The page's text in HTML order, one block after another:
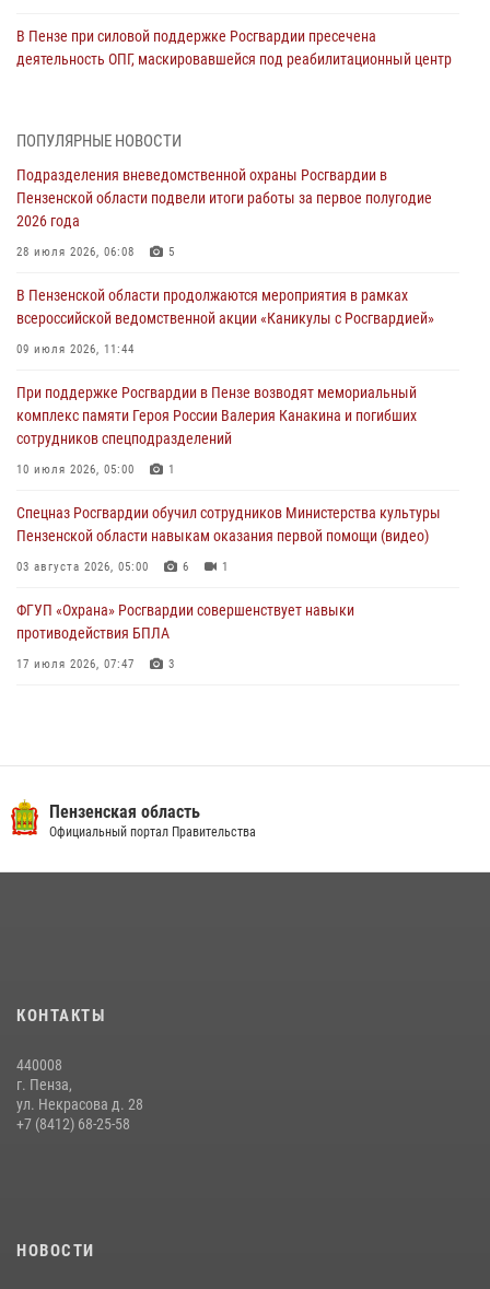
В Пензе при силовой поддержке Росгвардии пресечена
деятельность ОПГ, маскировавшейся под реабилитационный центр
работы за первое полугодие 2026 года
Росгвардия обеспечила безопасность праздничных мероприятий в
1
В Пензе сотрудники Росгвардии задержали мужчину, который
дома
03 августа 2026, 05:59
Росгвардейцы Пензенской области отмечают 35-летие дежурной
03 августа 2026, 05:15
ПОПУЛЯРНЫЕ НОВОСТИ
Подразделения вневедомственной охраны Росгвардии в
Пензенской области подвели итоги работы за первое полугодие
2026 года
28 июля 2026, 06:08 5
В Пензенской области продолжаются мероприятия в рамках
всероссийской ведомственной акции «Каникулы с Росгвардией»
09 июля 2026, 11:44
При поддержке Росгвардии в Пензе возводят мемориальный
комплекс памяти Героя России Валерия Канакина и погибших
сотрудников спецподразделений
10 июля 2026, 05:00 1
Спецназ Росгвардии обучил сотрудников Министерства культуры
Пензенской области навыкам оказания первой помощи (видео)
03 августа 2026, 05:00 6 1
ФГУП «Охрана» Росгвардии совершенствует навыки
противодействия БПЛА
17 июля 2026, 07:47 3
Пензенский спецназ Росгвардии готовит студентов к окружному
этапу «Зарницы 2.0» (видео)
Пучков посетил 55-й Всероссийский Лермонтовский праздник
11 июля 2026, 10:00
Сотрудники пензенского ОМОН «Страж» познакомили участников
Пензенская область
Официальный портал Правительства
КОНТАКТЫ
440008
г. Пенза,
ул. Некрасова д. 28
+7 (8412) 68-25-58
НОВОСТИ